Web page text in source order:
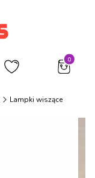
Lampki wiszące